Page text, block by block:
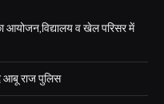
आयोजन,विद्यालय व खेल परिसर में
आबू राज पुलिस